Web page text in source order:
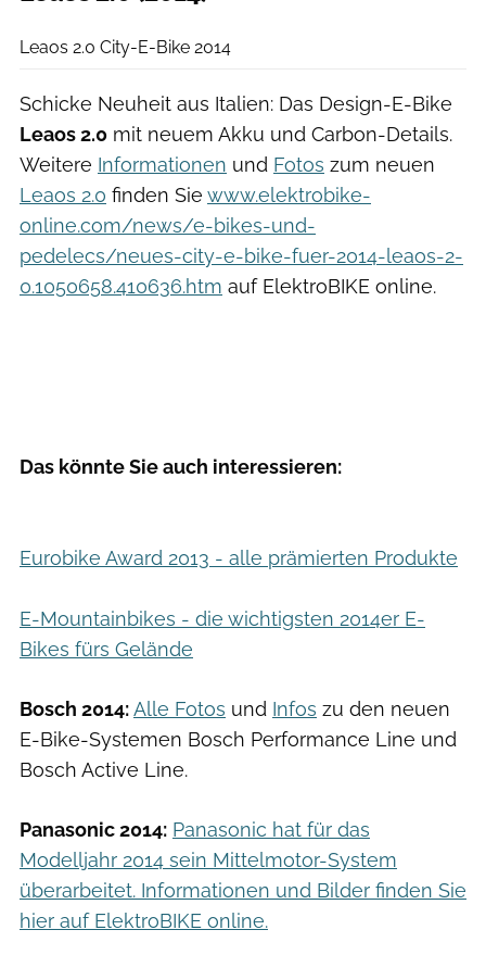
Leaos 2.0 City-E-Bike 2014
Schicke Neuheit aus Italien: Das Design-E-Bike
Leaos 2.0 mit neuem Akku und Carbon-Details.
Weitere Informationen und Fotos zum neuen
Leaos 2.0 finden Sie www.elektrobike-
online.com/news/e-bikes-und-
pedelecs/neues-city-e-bike-fuer-2014-leaos-2-
0.1050658.410636.htm auf ElektroBIKE online.
Das könnte Sie auch interessieren:
Eurobike Award 2013 - alle prämierten Produkte
E-Mountainbikes - die wichtigsten 2014er E-
Bikes fürs Gelände
Bosch 2014:Alle Fotos und Infos zu den neuen
E-Bike-Systemen Bosch Performance Line und
Bosch Active Line.
Panasonic 2014: Panasonic hat für das
Modelljahr 2014 sein Mittelmotor-System
überarbeitet. Informationen und Bilder finden Sie
hier auf ElektroBIKE online.